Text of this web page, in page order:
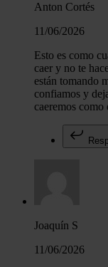
Anton Cortés
11/06/2026
Esto es como
caer y no te
están tomando
confiamos y
caeremos como
Joaquín S
11/06/2026